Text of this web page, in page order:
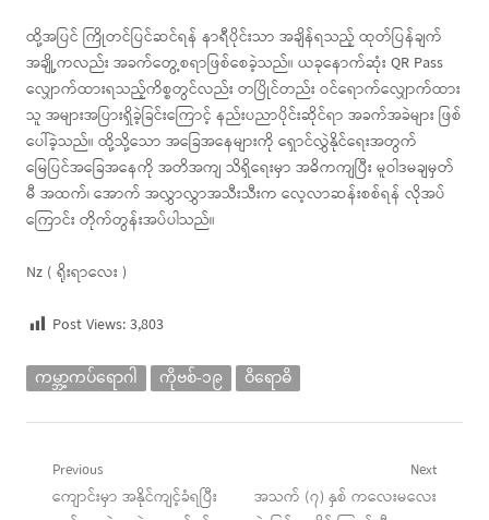
ထို့အပြင် ကြိုတင်ပြင်ဆင်ရန် နာရီပိုင်းသာ အချိန်ရသည့် ထုတ်ပြန်ချက်
အချို့ကလည်း အခက်တွေ့စရာဖြစ်စေခဲ့သည်။ ယခုနောက်ဆုံး QR Pass
လျှောက်ထားရသည့်ကိစ္စတွင်လည်း တပြိုင်တည်း ဝင်ရောက်လျှောက်ထား
သူ အများအပြားရှိခဲ့ခြင်းကြောင့် နည်းပညာပိုင်းဆိုင်ရာ အခက်အခဲများ ဖြစ်
ပေါ်ခဲ့သည်။ ထို့သို့သော အခြေအနေများကို ရှောင်လွှဲနိုင်ရေးအတွက်
မြေပြင်အခြေအနေကို အတိအကျ သိရှိရေးမှာ အဓိကကျပြီး မူဝါဒမချမှတ်
မီ အထက်၊ အောက် အလွှာလွှာအသီးသီးက လေ့လာဆန်းစစ်ရန် လိုအပ်
ကြောင်း တိုက်တွန်းအပ်ပါသည်။
Nz ( ရိုးရာလေး )
Post Views:3,803
ကမ္ဘာ့ကပ်ရောဂါ ကိုဗစ်-၁၉ ဝိရောဓိ
PostPrevious
Previous
ကျောင်းမှာ အနိုင်ကျင့်ခံရပြီး
Next
Next
အသက် (၇) နှစ် ကလေးမလေး